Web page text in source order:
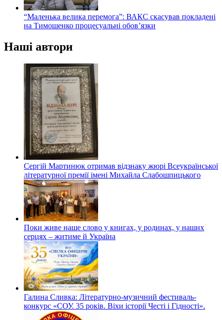
“Маленька велика перемога”: ВАКС скасував покладені
на Тимошенко процесуальні обов’язки
Наші автори
Сергій Мартинюк отримав відзнаку жюрі Всеукраїнської
літературної премії імені Михайла Слабошпицького
Поки живе наше слово у книгах, у родинах, у наших
серцях – житиме й Україна
Галина Сливка: Літературно-музичний фестиваль-
конкурс «СОУ. 35 років. Віхи історії Честі і Гідності».